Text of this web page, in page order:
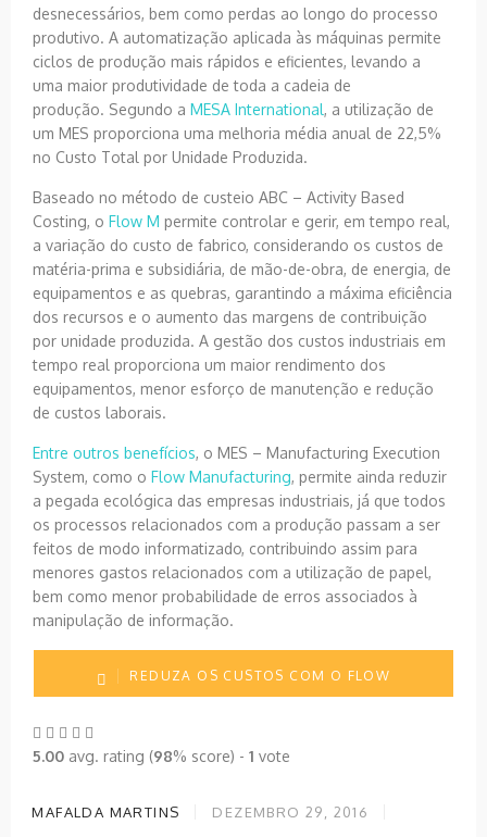
desnecessários, bem como perdas ao longo do processo
produtivo. A automatização aplicada às máquinas permite
ciclos de produção mais rápidos e eficientes, levando a
uma maior produtividade de toda a cadeia de
produção. Segundo a MESA International, a utilização de
um MES proporciona uma melhoria média anual de 22,5%
no Custo Total por Unidade Produzida.
Baseado no método de custeio ABC – Activity Based
Costing, o Flow M permite controlar e gerir, em tempo real,
a variação do custo de fabrico, considerando os custos de
matéria-prima e subsidiária, de mão-de-obra, de energia, de
equipamentos e as quebras, garantindo a máxima eficiência
dos recursos e o aumento das margens de contribuição
por unidade produzida. A gestão dos custos industriais em
tempo real proporciona um maior rendimento dos
equipamentos, menor esforço de manutenção e redução
de custos laborais.
Entre outros benefícios, o MES – Manufacturing Execution
System, como o Flow Manufacturing, permite ainda reduzir
a pegada ecológica das empresas industriais, já que todos
os processos relacionados com a produção passam a ser
feitos de modo informatizado, contribuindo assim para
menores gastos relacionados com a utilização de papel,
bem como menor probabilidade de erros associados à
manipulação de informação.
REDUZA OS CUSTOS COM O FLOW
5.00 avg. rating (98% score) - 1 vote
MAFALDA MARTINS DEZEMBRO 29, 2016